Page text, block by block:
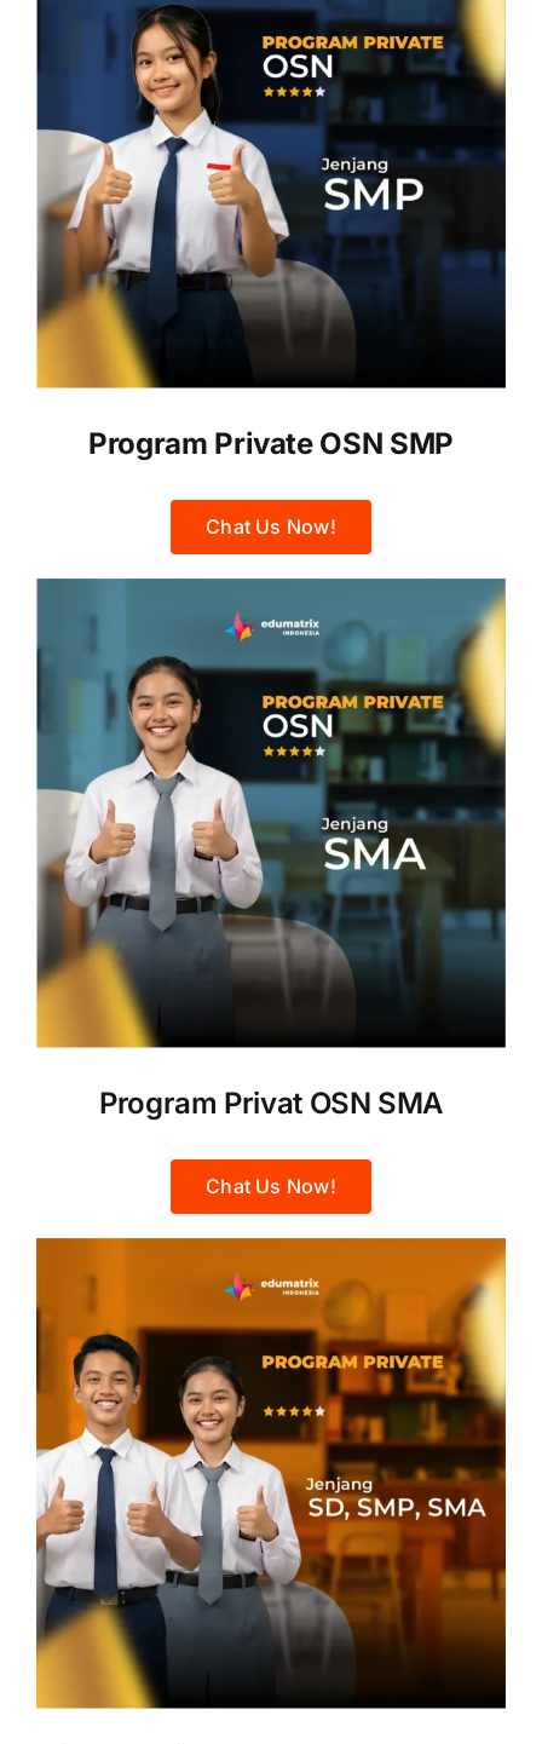
Program Private OSN SMP
Chat Us Now!
Program Privat OSN SMA
Chat Us Now!